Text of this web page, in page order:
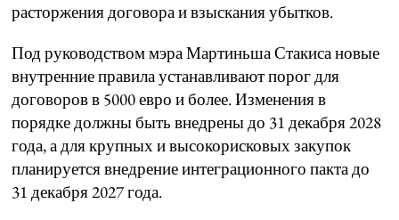
расторжения договора и взыскания убытков.
Под руководством мэра Мартиньша Стакиса новые
внутренние правила устанавливают порог для
договоров в 5000 евро и более. Изменения в
порядке должны быть внедрены до 31 декабря 2028
года, а для крупных и высокорисковых закупок
планируется внедрение интеграционного пакта до
31 декабря 2027 года.